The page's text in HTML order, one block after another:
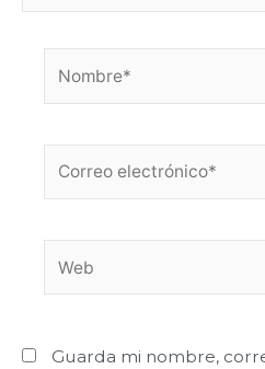
electrónico*
Guarda mi nombre,